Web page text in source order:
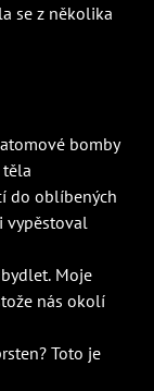
se z několika
bomby
do oblíbených
vypěstoval
Moje
nás okolí
Toto je